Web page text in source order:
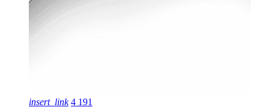
insert_link 4 191